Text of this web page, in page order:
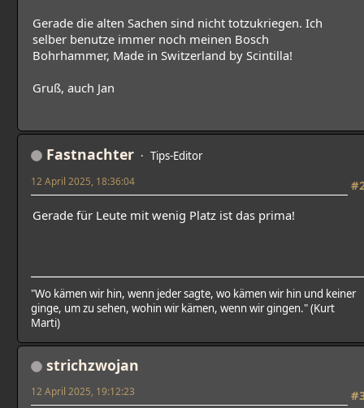
Gerade die alten Sachen sind nicht totzukriegen. Ich
selber benutze immer noch meinen Bosch
Bohrhammer, Made in Switzerland by Scintilla!
Gruß, auch Jan
Fastnachter Tips-Editor
12 April 2025, 18:36:04
Gerade für Leute mit wenig Platz ist das prima!
"Wo kämen wir hin, wenn jeder sagte, wo kämen wir hin und keiner
ginge, um zu sehen, wohin wir kämen, wenn wir gingen." (Kurt
Marti)
strichzwojan
12 April 2025, 19:12:23